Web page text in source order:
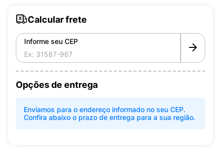
Calcular frete
Informe seu CEP
Opções de entrega
Enviamos para o endereço informado no seu CEP.
Confira abaixo o prazo de entrega para a sua região.